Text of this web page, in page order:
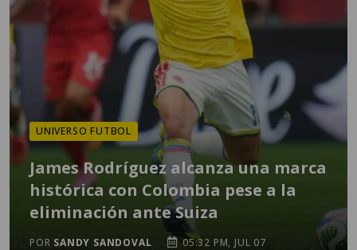
UNIVERSO FUTBOL
James Rodríguez alcanza una marca
histórica con Colombia pese a la
eliminación ante Suiza
POR SANDY SANDOVAL 05:32 PM, JUL 07